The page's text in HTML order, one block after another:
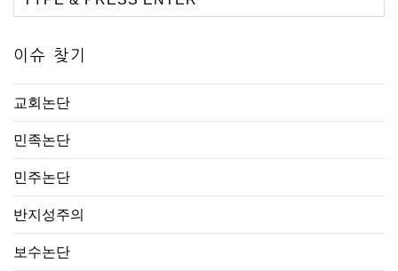
이슈 찾기
교회논단
민족논단
민주논단
반지성주의
보수논단